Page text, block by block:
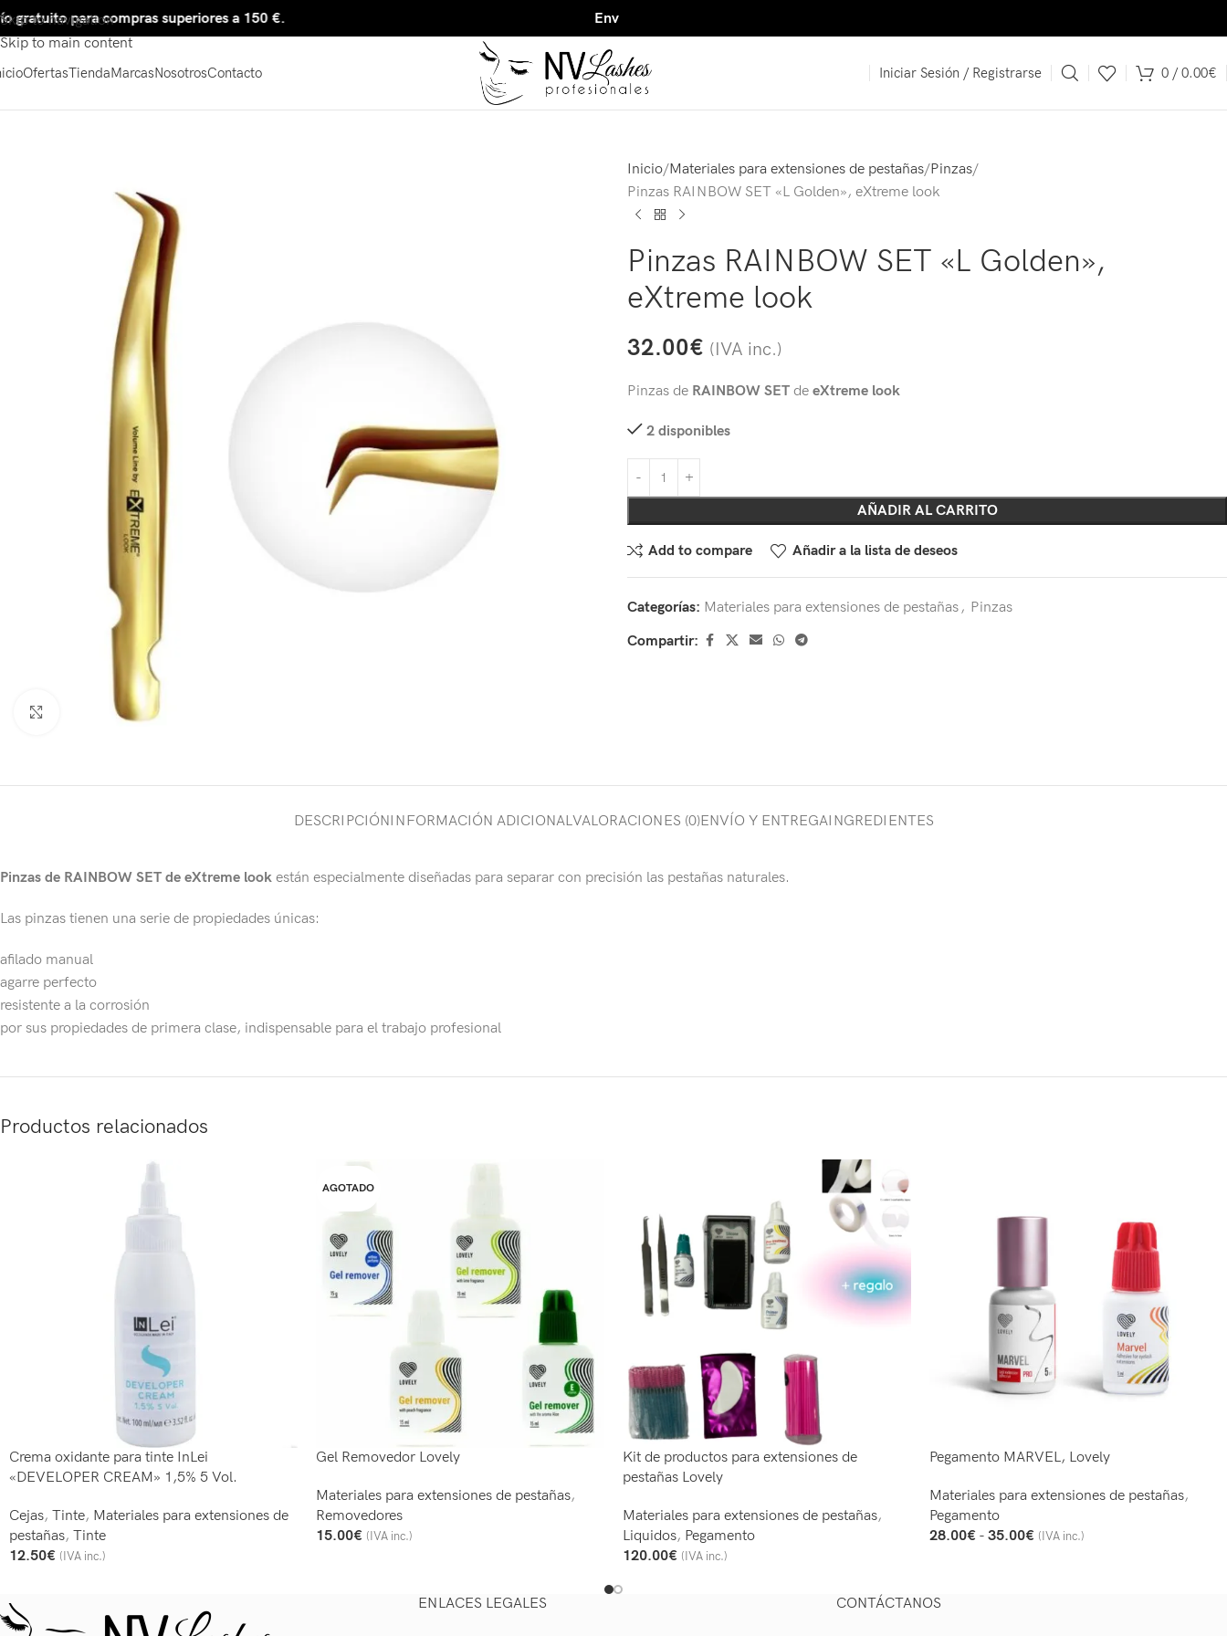
Skip to navigation
Skip to main content
para compras superiores a 150 €. Envío gratuito para compras superiores a 150 €.
OfertasTiendaMarcasNosotrosContacto Iniciar Sesión / Registrarse 0 / 0.00€
Click to enlarge
Inicio Materiales para extensiones de pestañas Pinzas
Pinzas RAINBOW SET «L Golden», eXtreme look
Pinzas RAINBOW SET «L Golden»,
eXtreme look
32.00€ (IVA inc.)
Pinzas de RAINBOW SET de eXtreme look
2 disponibles
AÑADIR AL CARRITO
Add to compare Añadir a la lista de deseos
Categorías: Materiales para extensiones de pestañas, Pinzas
Compartir:
DESCRIPCIÓNINFORMACIÓN ADICIONALVALORACIONES (0)ENVÍO Y ENTREGAINGREDIENTES
Pinzas de RAINBOW SET de eXtreme look están especialmente diseñadas para separar con precisión las pestañas naturales.
Las pinzas tienen una serie de propiedades únicas:
afilado manual
agarre perfecto
resistente a la corrosión
por sus propiedades de primera clase, indispensable para el trabajo profesional
Productos relacionados
Crema oxidante para tinte InLei
«DEVELOPER CREAM» 1,5% 5 Vol.
Cejas, Tinte, Materiales para extensiones de
pestañas, Tinte
12.50€ (IVA inc.)
AGOTADO
Gel Removedor Lovely
Materiales para extensiones de pestañas,
Removedores
15.00€ (IVA inc.)
Kit de productos para extensiones de
pestañas Lovely
Materiales para extensiones de pestañas,
Liquidos, Pegamento
120.00€ (IVA inc.)
Pegamento MARVEL, Lovely
Materiales para extensiones de pestañas,
Pegamento
28.00€ - 35.00€ (IVA inc.)
ENLACES LEGALES CONTÁCTANOS